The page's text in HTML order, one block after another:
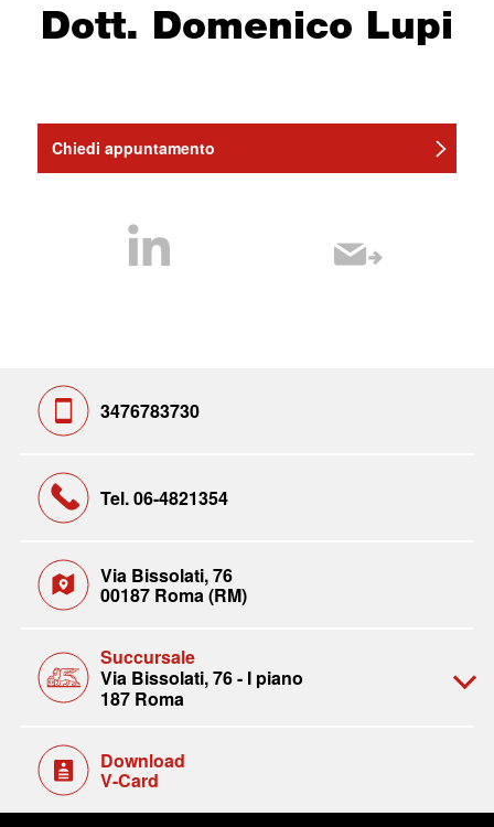
Dott. Domenico Lupi
Chiedi appuntamento
3476783730
Tel. 06-4821354
Via Bissolati, 76
00187 Roma (RM)
Succursale
Via Bissolati, 76 - I piano
187 Roma
Download
V-Card